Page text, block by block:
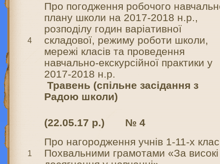
4
Про погодження робочого
плану школи на 2017-2018 н.р.,
розподілу годин варіативної
складової, режиму роботи школи,
мережі класів та проведення
навчально-екскурсійної практики у
2017-2018 н.р.
Травень (спільне засідання з
Радою школи)
(22.05.17 р.) № 4
1
Про нагородження учнів 1-11-х
Похвальними грамотами «За високі